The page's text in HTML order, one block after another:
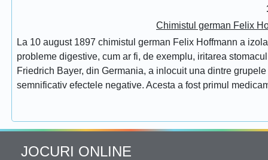
Chimistul german Felix
La 10 august 1897 chimistul german Felix Hoffmann a
probleme digestive, cum ar fi, de exemplu, iritarea
Friedrich Bayer, din Germania, a inlocuit una dintre
semnificativ efectele negative. Acesta a fost primul
JOCURI ONLINE